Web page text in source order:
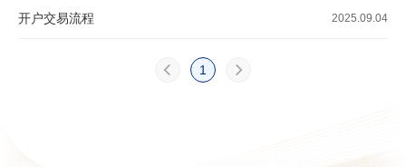
开户交易流程 2025.09.04
1